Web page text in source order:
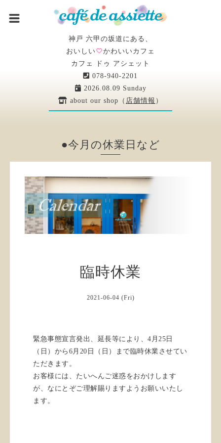
神戸 六甲の坂道にある、
おいしい
かわいいカフェ
カフェ ドゥ アシェット
078-940-2201
2026.08.09 Sunday
about our shop（ 店舗情報 ）
●今月の休業日など
臨時休業
2021-06-04 (Fri)
緊急事態宣言発出、延長等により、4月25日
（日）から6月20日（日）まで臨時休業させてい
ただきます。
お客様には、たいへんご迷惑をおかけします
が、なにとぞご理解賜りますようお願いいたし
ます。